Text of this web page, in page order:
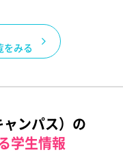
をみる
ンパス）の
学生情報